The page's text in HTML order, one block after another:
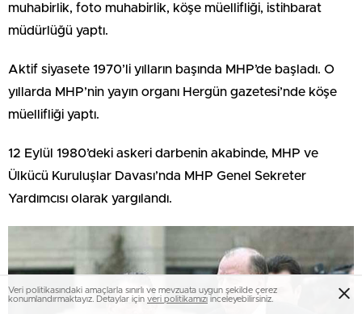
muhabirlik, foto muhabirlik, köşe müellifliği, istihbarat
müdürlüğü yaptı.
Aktif siyasete 1970’li yılların başında MHP’de başladı. O
yıllarda MHP’nin yayın organı Hergün gazetesi’nde köşe
müellifliği yaptı.
12 Eylül 1980’deki askeri darbenin akabinde, MHP ve
Ülkücü Kuruluşlar Davası’nda MHP Genel Sekreter
Yardımcısı olarak yargılandı.
Veri politikasındaki amaçlarla sınırlı ve mevzuata uygun şekilde çerez
konumlandırmaktayız. Detaylar için veri politikamızı inceleyebilirsiniz.